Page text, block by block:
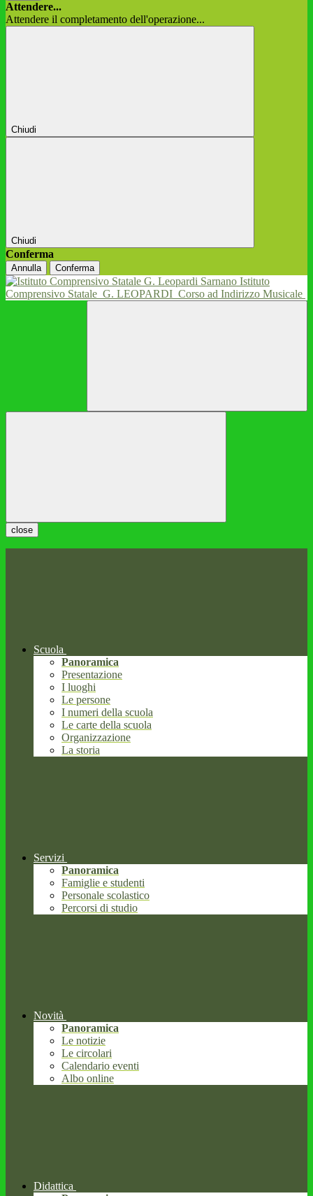
Attendere...
Attendere il completamento dell'operazione...
Chiudi
Chiudi
Conferma
Annulla Conferma
Istituto
Comprensivo Statale G. LEOPARDI Corso ad Indirizzo Musicale
close
Scuola
Panoramica
Presentazione
I luoghi
Le persone
I numeri della scuola
Le carte della scuola
Organizzazione
La storia
Servizi
Panoramica
Famiglie e studenti
Personale scolastico
Percorsi di studio
Novità
Panoramica
Le notizie
Le circolari
Calendario eventi
Albo online
Didattica